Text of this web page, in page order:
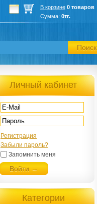
В корзине 0 товаров
Сумма: 0тг.
Поиск
Личный кабинет
Регистрация
Забыли пароль?
Запомнить меня
Войти →
Категории